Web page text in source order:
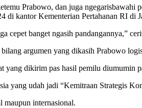
Prabowo, dan juga
di kantor Kementerian Pertahanan RI di
banget ngasih pandangannya,”
argumen yang dikasih Prabowo
yang dikirim pas hasil pemilu diumumin
yang udah jadi “Kemitraan Strategis
maupun internasional.